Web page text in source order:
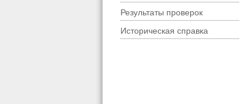
Результаты проверок
Историческая справка